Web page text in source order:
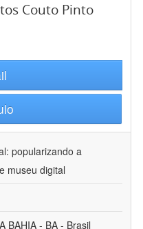
Couto Pinto
popularizando a
museu digital
BAHIA - BA - Brasil